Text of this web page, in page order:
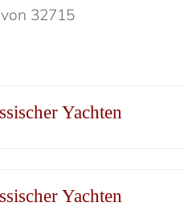
32715
Yachten
Yachten